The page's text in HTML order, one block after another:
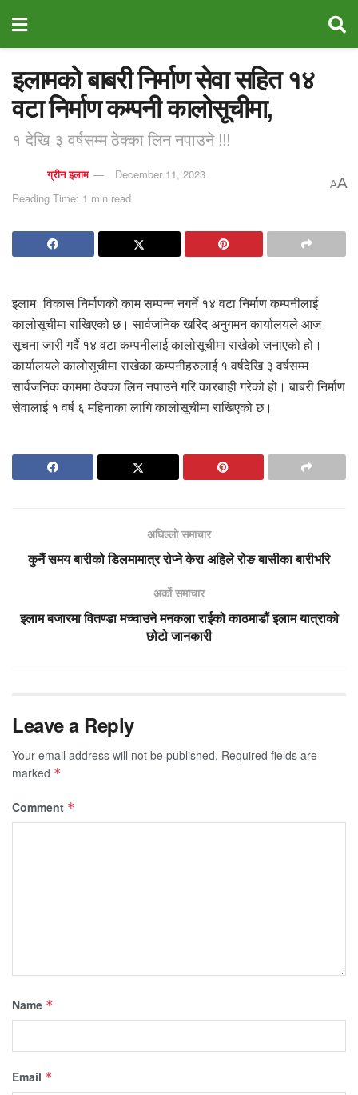
इलामको बाबरी निर्माण सेवा सहित १४
वटा निर्माण कम्पनी कालोसूचीमा,
१ देखि ३ वर्षसम्म ठेक्का लिन नपाउने !!!
ग्रीन इलाम
December 11, 2023
Reading Time: 1 min read
AA
इलामः विकास निर्माणको काम सम्पन्न नगर्ने १४ वटा निर्माण कम्पनीलाई
कालोसूचीमा राखिएको छ। सार्वजनिक खरिद अनुगमन कार्यालयले आज
सूचना जारी गर्दै १४ वटा कम्पनीलाई कालोसूचीमा राखेको जनाएको हो।
कार्यालयले कालोसूचीमा राखेका कम्पनीहरुलाई १ वर्षदेखि ३ वर्षसम्म
सार्वजनिक काममा ठेक्का लिन नपाउने गरि कारबाही गरेको हो। बाबरी निर्माण
सेवालाई १ वर्ष ६ महिनाका लागि कालोसूचीमा राखिएको छ।
अघिल्लो समाचार
कुनैं समय बारीको डिलमामात्र रोप्ने केरा अहिले रोङ बासीका बारीभरि
अर्को समाचार
इलाम बजारमा वितण्डा मच्चाउने मनकला राईको काठमाडौं इलाम यात्राको
छोटो जानकारी
Leave a Reply
Your email address will not be published. Required fields are
marked *
Comment *
Name *
Email *